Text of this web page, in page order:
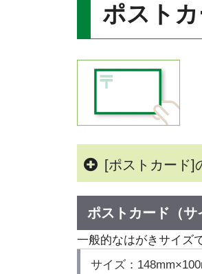
ポスト
[ポストカード]
ポストカード（サ
一般的なはがきサイズ
サイズ：